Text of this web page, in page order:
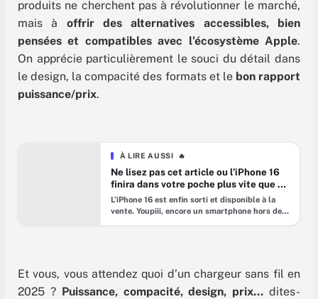
produits ne cherchent pas à révolutionner le marché,
mais à offrir des alternatives accessibles, bien
pensées et compatibles avec l’écosystème Apple.
On apprécie particulièrement le souci du détail dans
le design, la compacité des formats et le bon rapport
puissance/prix.
À LIRE AUSSI 🔥
Ne lisez pas cet article ou l’iPhone 16
finira dans votre poche plus vite que ne
l’avait prévu Apple !
L’iPhone 16 est enfin sorti et disponible à la
vente. Youpiii, encore un smartphone hors de
ça picote, mais on n’est pas ici
Et vous, vous attendez quoi d’un chargeur sans fil en
2025 ? Puissance, compacité, design, prix…dites-